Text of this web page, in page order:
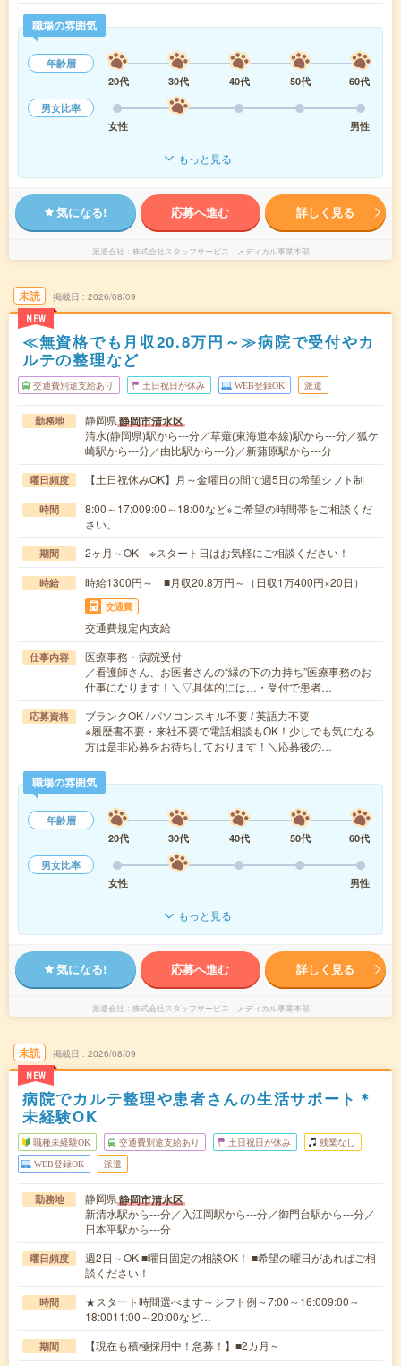
職場の雰囲気
年齢層
20代
30代 40代 50代
60代
男女比率
女性
男性
もっと見る
気になる! 応募へ進む 詳しく見る
派遣会社 株式会社スタッフサービス メディカル事業本部
未読
NEW
掲載日 2026/08/09
≪無資格でも月収20.8万円～≫病院で受付やカ
ルテの整理など
交通費別途支給あり 土日祝日が休み WEB登録OK 派遣
勤務地 静岡県静岡市清水区
清水(静岡県)駅から---分／草薙(東海道本線)駅から---分／狐ケ
崎駅から---分／由比駅から---分／新蒲原駅から---分
曜日頻度 【土日祝休みOK】月～金曜日の間で週5日の希望シフト制
時間
8:00～17:009:00～18:00など※ご希望の時間帯をご相談くだ
さい。
期間 2ヶ月～OK ※スタート日はお気軽にご相談ください！
時給 時給1300円～ ■月収20.8万円～（日収1万400円×20日）
交通費
交通費規定内支給
仕事内容
医療事務・病院受付
／看護師さん、お医者さんの“縁の下の力持ち”医療事務のお
仕事になります！＼▽具体的には…・受付で患者…
応募資格
ブランクOK / パソコンスキル不要 / 英語力不要
※履歴書不要・来社不要で電話相談もOK！少しでも気になる
方は是非応募をお待ちしております！＼応募後の…
職場の雰囲気
年齢層
20代
30代 40代 50代
60代
男女比率
女性
男性
もっと見る
気になる! 応募へ進む 詳しく見る
派遣会社 株式会社スタッフサービス メディカル事業本部
未読
NEW
掲載日 2026/08/09
病院でカルテ整理や患者さんの生活サポート＊
未経験OK
職種未経験OK 交通費別途支給あり 土日祝日が休み 残業なし
WEB登録OK 派遣
勤務地 静岡県静岡市清水区
新清水駅から---分／入江岡駅から---分／御門台駅から---分／
日本平駅から---分
曜日頻度
週2日～OK ■曜日固定の相談OK！ ■希望の曜日があればご相
談ください！
時間
★スタート時間選べます～シフト例～7:00～16:009:00～
18:0011:00～20:00など…
期間 【現在も積極採用中！急募！】■2カ月～